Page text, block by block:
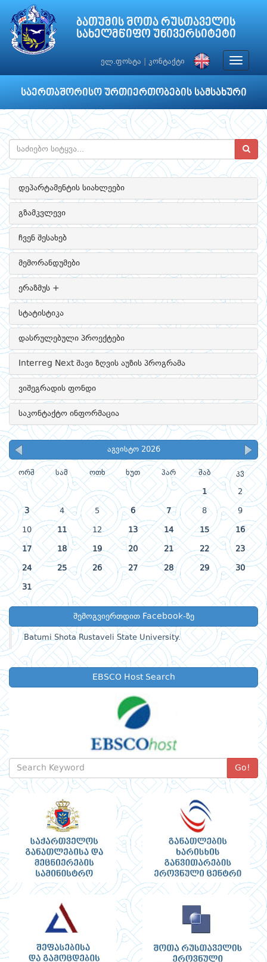
ბათუმის შოთა რუსთაველის
სახელმწიფო უნივერსიტეტი
ელ.ფოსტა კონტაქტი
Toggle
საერთაშორისო ურთიერთობების სამსახური
დეპარტამენტის სიახლეები
გზამკვლევი
ჩვენ შესახებ
მემორანდუმები
ერაზმუს +
სტატისტიკა
დასრულებული პროექტები
Interreg Next შავი ზღვის აუზის პროგრამა
ვიშეგრადის ფონდი
საკონტაქტო ინფორმაცია
აგვისტო 2026
ორშ სამ ოთხ ხუთ პარ შაბ კვ
1 2
3 4 5 6 7 8 9
10 11 12 13 14 15 16
17 18 19 20 21 22 23
24 25 26 27 28 29 30
31
შემოგვიერთდით Facebook-ზე
Batumi Shota Rustaveli State University.
EBSCO Host Search
Go!